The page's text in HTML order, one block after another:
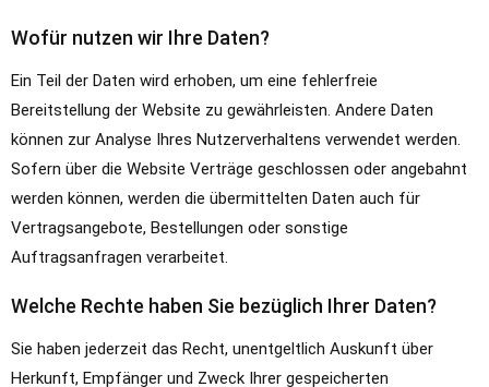
Wofür nutzen wir Ihre Daten?
Ein Teil der Daten wird erhoben, um eine fehlerfreie
Bereitstellung der Website zu gewährleisten. Andere Daten
können zur Analyse Ihres Nutzerverhaltens verwendet werden.
Sofern über die Website Verträge geschlossen oder angebahnt
werden können, werden die übermittelten Daten auch für
Vertragsangebote, Bestellungen oder sonstige
Auftragsanfragen verarbeitet.
Welche Rechte haben Sie bezüglich Ihrer Daten?
Sie haben jederzeit das Recht, unentgeltlich Auskunft über
Herkunft, Empfänger und Zweck Ihrer gespeicherten